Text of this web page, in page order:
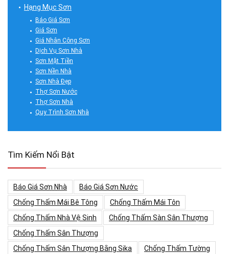
Hạng Mục Sơn
Báo Giá Sơn
Giá Sơn
Giá Nhân Công Sơn
Dịch Vụ Sơn Nhà
Sơn Mặt Tiền
Sơn Nền Nhà
Sơn Nhà Đẹp
Thợ Sơn Nước
Thợ Sơn Nhà
Quy Trình Sơn Nhà
Tìm Kiếm Nổi Bật
Báo Giá Sơn Nhà
Báo Giá Sơn Nước
Chống Thấm Mái Bê Tông
Chống Thấm Mái Tôn
Chống Thấm Nhà Vệ Sinh
Chống Thấm Sàn Sân Thượng
Chống Thấm Sân Thượng
Chống Thấm Sân Thượng Bằng Sika
Chống Thấm Tường